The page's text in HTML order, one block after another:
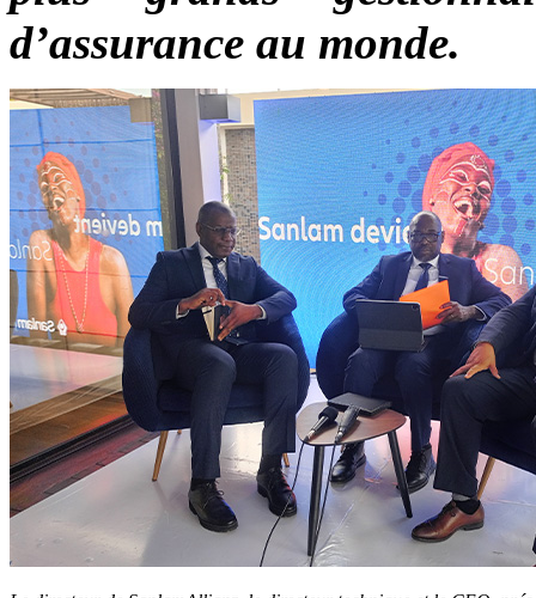
d’assurance au monde.